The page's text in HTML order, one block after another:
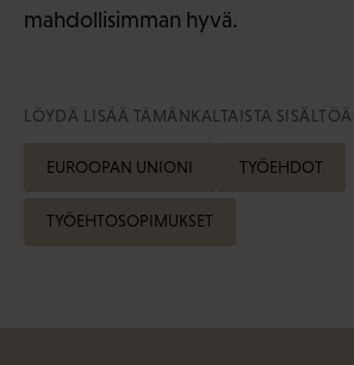
mahdollisimman hyvä.
LÖYDÄ LISÄÄ TÄMÄNKALTAISTA SISÄLTÖÄ:
EUROOPAN UNIONI TYÖEHDOT
TYÖEHTOSOPIMUKSET